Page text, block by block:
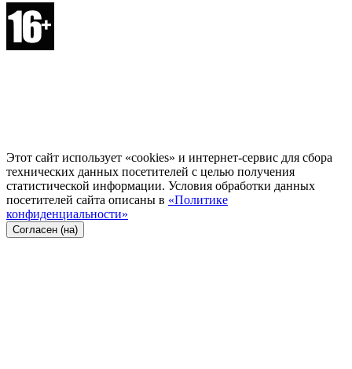
Этот сайт использует «cookies» и интернет-сервис для сбора
технических данных посетителей с целью получения
статистической информации. Условия обработки данных
посетителей сайта описаны в «Политике
конфиденциальности»
Согласен (на)